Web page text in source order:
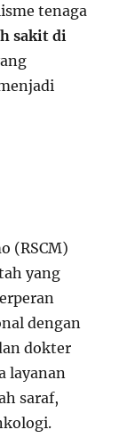
tenaga
sakit di
(RSCM)
yang
dengan
dokter
layanan
saraf,